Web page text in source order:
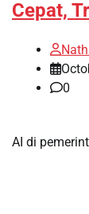
Cepat,
0
AI di